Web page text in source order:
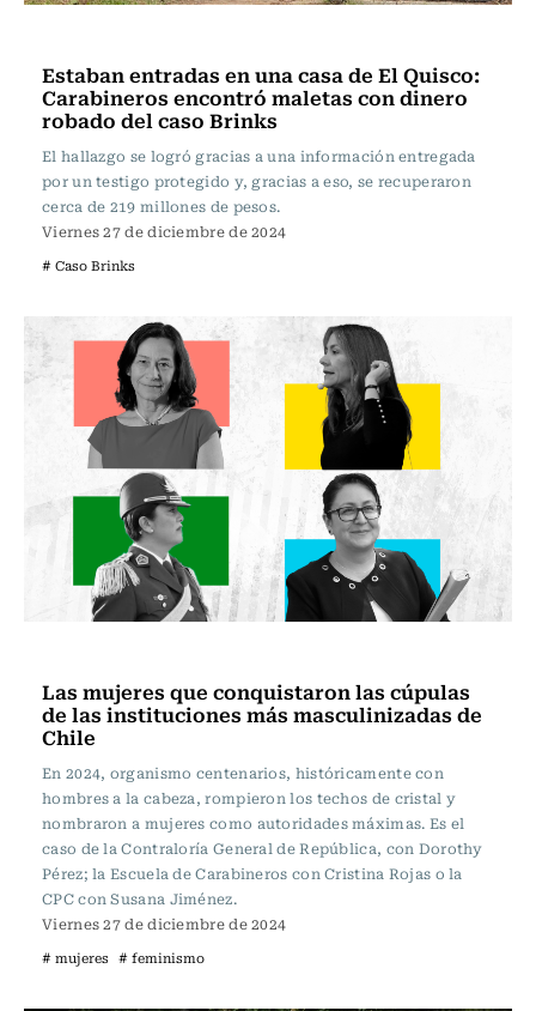
Estaban entradas en una casa de El Quisco:
Carabineros encontró maletas con dinero
robado del caso Brinks
El hallazgo se logró gracias a una información entregada
por un testigo protegido y, gracias a eso, se recuperaron
cerca de 219 millones de pesos.
Viernes 27 de diciembre de 2024
# Caso Brinks
Las mujeres que conquistaron las cúpulas
de las instituciones más masculinizadas de
Chile
En 2024, organismo centenarios, históricamente con
hombres a la cabeza, rompieron los techos de cristal y
nombraron a mujeres como autoridades máximas. Es el
caso de la Contraloría General de República, con Dorothy
Pérez; la Escuela de Carabineros con Cristina Rojas o la
CPC con Susana Jiménez.
Viernes 27 de diciembre de 2024
# mujeres # feminismo